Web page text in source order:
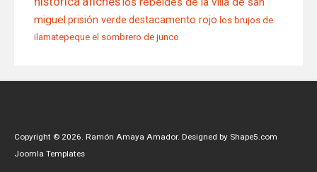
miguelprisión verde destacamento rojo los brujos de
ilamatepeque el sombrero de junco
Copyright © 2026. Ramón Amaya Amador. Designed by Shape5.com
Joomla Templates